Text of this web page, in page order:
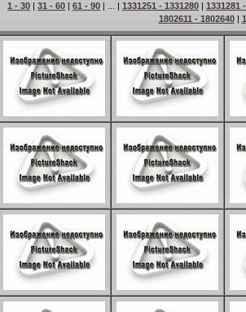
1 - 30 | 31 - 60 | 61 - 90 | ... | 1331251 - 1331280 | 1331281
1802611 - 1802640|